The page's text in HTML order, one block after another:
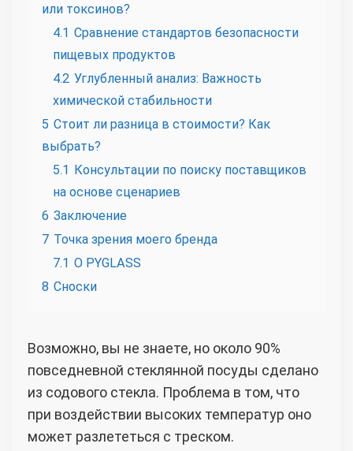
или токсинов?
4.1 Сравнение стандартов безопасности
пищевых продуктов
4.2 Углубленный анализ: Важность
химической стабильности
5 Стоит ли разница в стоимости? Как
выбрать?
5.1 Консультации по поиску поставщиков
на основе сценариев
6 Заключение
7 Точка зрения моего бренда
7.1 О PYGLASS
8 Сноски
Возможно, вы не знаете, но около 90%
повседневной стеклянной посуды сделано
из содового стекла. Проблема в том, что
при воздействии высоких температур оно
может разлететься с треском.